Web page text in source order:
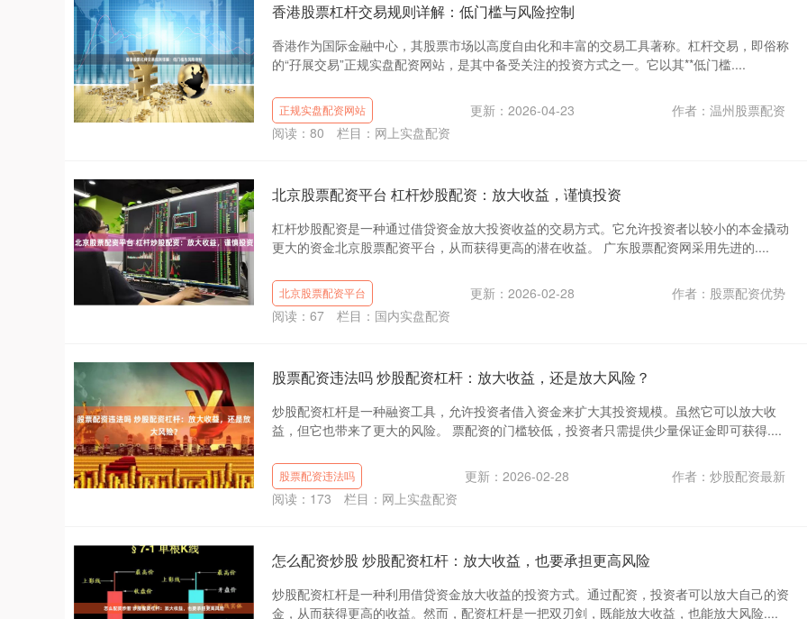
香港股票杠杆交易规则详解：低门槛与风险控制
香港作为国际金融中心，其股票市场以高度自由化和丰富的交易工具著称。杠杆交易，即俗称
的“孖展交易”正规实盘配资网站，是其中备受关注的投资方式之一。它以其**低门槛....
正规实盘配资网站 更新：2026-04-23
作者：温州股票配资
阅读： 80 栏目： 网上实盘配资
北京股票配资平台 杠杆炒股配资：放大收益，谨慎投资
杠杆炒股配资是一种通过借贷资金放大投资收益的交易方式。它允许投资者以较小的本金撬动
更大的资金北京股票配资平台，从而获得更高的潜在收益。 广东股票配资网采用先进的....
北京股票配资平台 更新：2026-02-28
作者：股票配资优势
阅读： 67 栏目： 国内实盘配资
股票配资违法吗 炒股配资杠杆：放大收益，还是放大风险？
炒股配资杠杆是一种融资工具，允许投资者借入资金来扩大其投资规模。虽然它可以放大收
益，但它也带来了更大的风险。 票配资的门槛较低，投资者只需提供少量保证金即可获得....
股票配资违法吗 更新：2026-02-28
作者：炒股配资最新
阅读： 173 栏目： 网上实盘配资
怎么配资炒股 炒股配资杠杆：放大收益，也要承担更高风险
炒股配资杠杆是一种利用借贷资金放大收益的投资方式。通过配资，投资者可以放大自己的资
金，从而获得更高的收益。然而，配资杠杆是一把双刃剑，既能放大收益，也能放大风险....